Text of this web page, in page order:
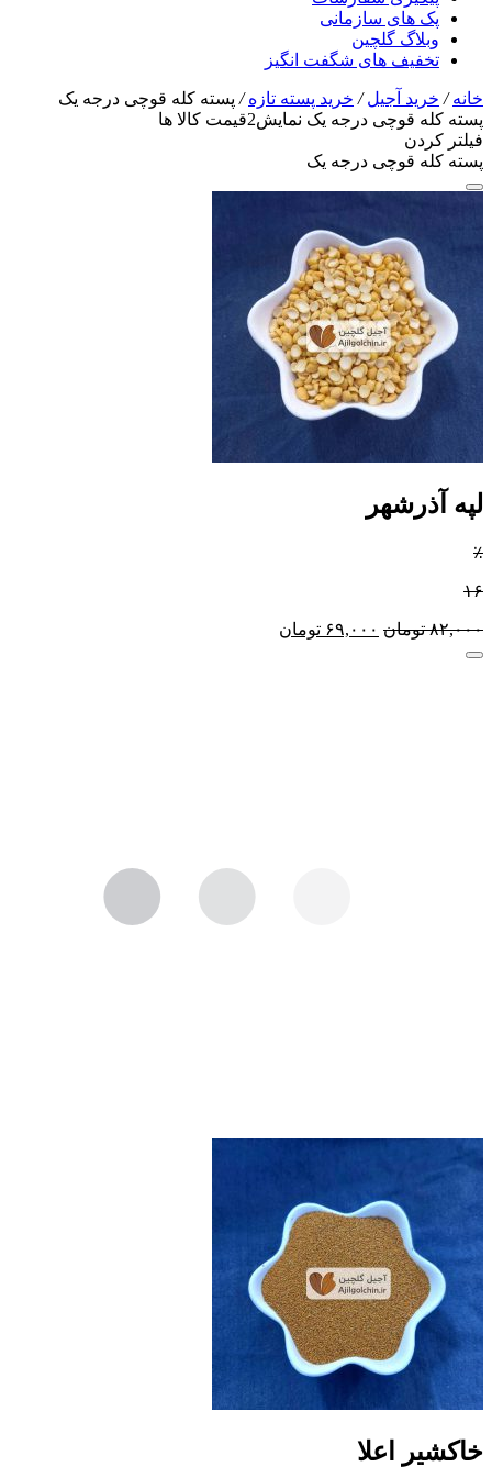
پک های سازمانی
وبلاگ گلچین
تخفیف های شگفت انگیز
خانه/ خرید آجیل/ خرید پسته تازه/ پسته کله قوچی درجه یک
پسته کله قوچی درجه یک نمایش2قیمت کالا ها
فیلتر کردن
پسته کله قوچی درجه یک
لپه آذرشهر
٪
۱۶
۸۲,۰۰۰ تومان ۶۹,۰۰۰ تومان
خاکشیر اعلا